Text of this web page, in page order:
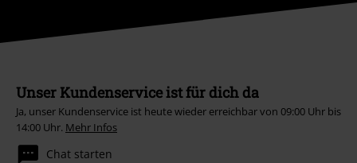
Unser Kundenservice ist für dich da
Ja, unser Kundenservice ist heute wieder erreichbar von 09:00 Uhr bis
14:00 Uhr. Mehr Infos
Chat starten